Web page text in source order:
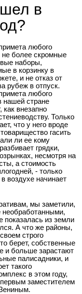
в
любого
не более скромные
наборы,
в корзинку в
и не отказ от
рубеж в отпуск.
любого
нашей стране
как внезапно
Только
что у него вроде
гасить
ли ее кому
грядки,
несмотря на
а стоимость
- только
воздухе начинает
мы заметили,
необработанными,
показалась из земли
А что же районы,
строго
берет, собственные
и больше зарастают
палисадники, и
такого
в этом году,
заместителем